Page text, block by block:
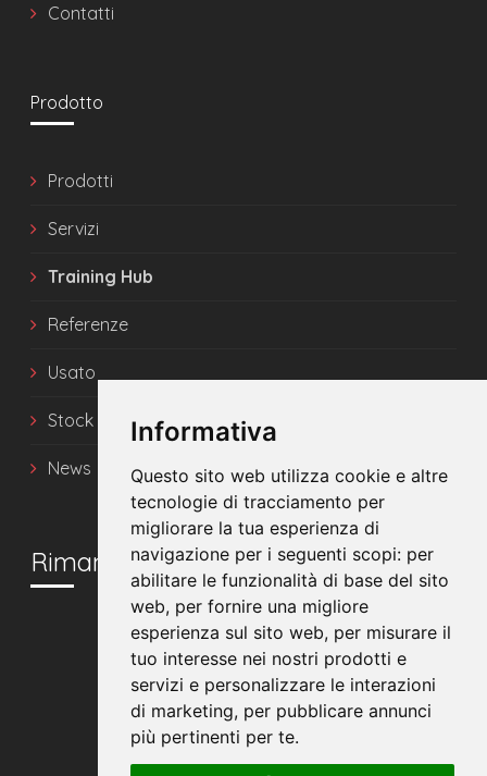
Informativa
Questo sito web utilizza cookie e altre
tecnologie di tracciamento per
migliorare la tua esperienza di
navigazione per i seguenti scopi: per
abilitare le funzionalità di base del sito
web, per fornire una migliore
esperienza sul sito web, per misurare il
tuo interesse nei nostri prodotti e
servizi e personalizzare le interazioni
di marketing, per pubblicare annunci
più pertinenti per te.
Contatti
Prodotto
Prodotti
Servizi
Training Hub
Referenze
Usato
Stock
News
Rimani in contatto